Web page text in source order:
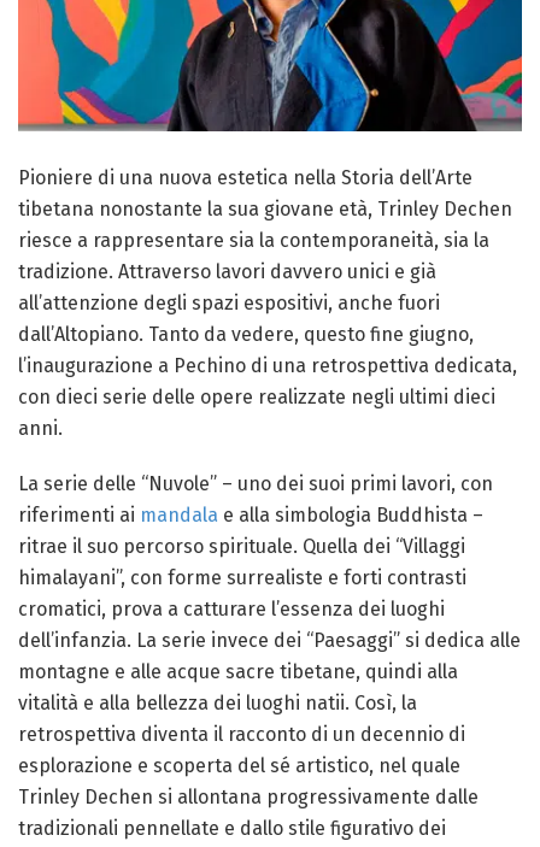
Pioniere di una nuova estetica nella Storia dell’Arte
tibetana nonostante la sua giovane età, Trinley Dechen
riesce a rappresentare sia la contemporaneità, sia la
tradizione. Attraverso lavori davvero unici e già
all’attenzione degli spazi espositivi, anche fuori
dall’Altopiano. Tanto da vedere, questo fine giugno,
l’inaugurazione a Pechino di una retrospettiva dedicata,
con dieci serie delle opere realizzate negli ultimi dieci
anni.
La serie delle “Nuvole” – uno dei suoi primi lavori, con
riferimenti ai mandala e alla simbologia Buddhista –
ritrae il suo percorso spirituale. Quella dei “Villaggi
himalayani”, con forme surrealiste e forti contrasti
cromatici, prova a catturare l’essenza dei luoghi
dell’infanzia. La serie invece dei “Paesaggi” si dedica alle
montagne e alle acque sacre tibetane, quindi alla
vitalità e alla bellezza dei luoghi natii. Così, la
retrospettiva diventa il racconto di un decennio di
esplorazione e scoperta del sé artistico, nel quale
Trinley Dechen si allontana progressivamente dalle
tradizionali pennellate e dallo stile figurativo dei